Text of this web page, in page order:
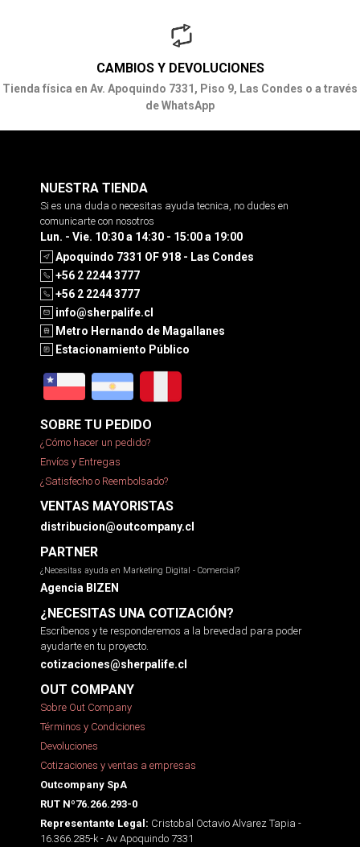
CAMBIOS Y DEVOLUCIONES
Tienda física en Av. Apoquindo 7331, Piso 9, Las Condes o a través
de WhatsApp
NUESTRA TIENDA
Si es una duda o necesitas ayuda tecnica, no dudes en
comunicarte con nosotros
Lun. - Vie. 10:30 a 14:30 - 15:00 a 19:00
Apoquindo 7331 OF 918 - Las Condes
+56 2 2244 3777
+56 2 2244 3777
info@sherpalife.cl
Metro Hernando de Magallanes
Estacionamiento Público
SOBRE TU PEDIDO
¿Cómo hacer un pedido?
Envíos y Entregas
¿Satisfecho o Reembolsado?
VENTAS MAYORISTAS
distribucion@outcompany.cl
PARTNER
¿Necesitas ayuda en Marketing Digital - Comercial?
Agencia BIZEN
¿NECESITAS UNA COTIZACIÓN?
Escríbenos y te responderemos a la brevedad para poder
ayudarte en tu proyecto.
cotizaciones@sherpalife.cl
OUT COMPANY
Sobre Out Company
Términos y Condiciones
Devoluciones
Cotizaciones y ventas a empresas
Outcompany SpA
RUT Nº76.266.293-0
Representante Legal: Cristobal Octavio Alvarez Tapia -
16.366.285-k - Av Apoquindo 7331